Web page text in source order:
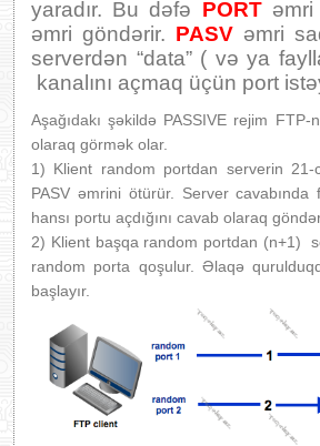
yaradır. Bu dəfə PORTəmri
əmri göndərir. PASV əmri
serverdən “data” ( və ya
kanalını açmaq üçün port
Aşağıdakı şəkildə PASSIVE rejim
olaraq görmək olar.
1) Klient random portdan serverin 21-
PASV əmrini ötürür. Server cavabında
hansı portu açdığını cavab olaraq
2) Klient başqa random portdan (n+1)
random porta qoşulur. Əlaqə
başlayır.